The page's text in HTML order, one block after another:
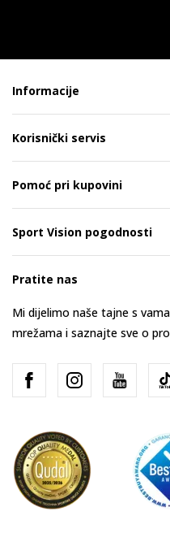
Informacije
Korisnički servis
Pomoć pri kupovini
Sport Vision pogodnosti
Pratite nas
Mi dijelimo naše tajne s
mrežama i saznajte sve o